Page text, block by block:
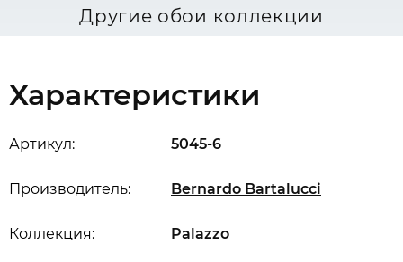
Другие обои коллекции
Характеристики
Артикул: 5045-6
Производитель: Bernardo Bartalucci
Коллекция: Palazzo